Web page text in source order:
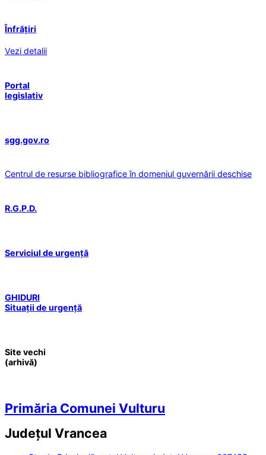
Înfrățiri
Vezi detalii
Portal
legislativ
sgg.gov.ro
Centrul de resurse bibliografice în domeniul guvernării deschise
R.G.P.D.
Serviciul de urgență
GHIDURI
Situații de urgență
Site vechi
(arhivă)
Primăria Comunei Vulturu
Județul Vrancea